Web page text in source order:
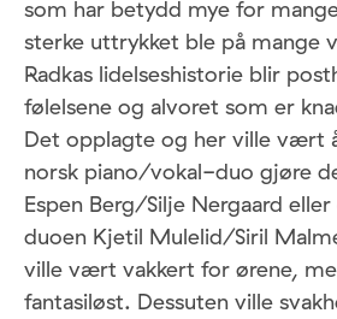
som har betydd mye for
sterke uttrykket ble på mange
Radkas lidelseshistorie blir
følelsene og alvoret som er
Det opplagte og her ville vært
norsk piano/vokal-duo gjøre
Espen Berg/Silje Nergaard
duoen Kjetil Mulelid/Siril
ville vært vakkert for ørene,
fantasiløst. Dessuten ville